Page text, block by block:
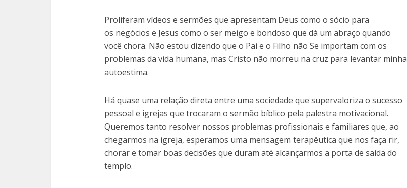
Proliferam vídeos e sermões que apresentam Deus como o sócio para
os negócios e Jesus como o ser meigo e bondoso que dá um abraço quando
você chora. Não estou dizendo que o Pai e o Filho não Se importam com os
problemas da vida humana, mas Cristo não morreu na cruz para levantar minha
autoestima.
Há quase uma relação direta entre uma sociedade que supervaloriza o sucesso
pessoal e igrejas que trocaram o sermão bíblico pela palestra motivacional.
Queremos tanto resolver nossos problemas profissionais e familiares que, ao
chegarmos na igreja, esperamos uma mensagem terapêutica que nos faça rir,
chorar e tomar boas decisões que duram até alcançarmos a porta de saída do
templo.